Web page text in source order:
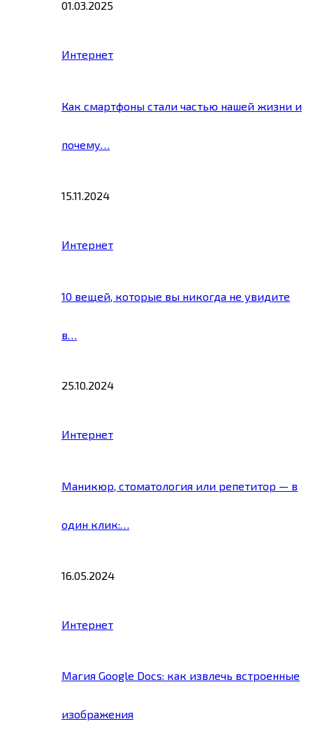
01.03.2025
Интернет
Как смартфоны стали частью нашей жизни и
почему…
15.11.2024
Интернет
10 вещей, которые вы никогда не увидите
в…
25.10.2024
Интернет
Маникюр, стоматология или репетитор — в
один клик:…
16.05.2024
Интернет
Магия Google Docs: как извлечь встроенные
изображения